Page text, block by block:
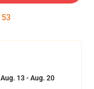
53
Aug. 13 - Aug. 20